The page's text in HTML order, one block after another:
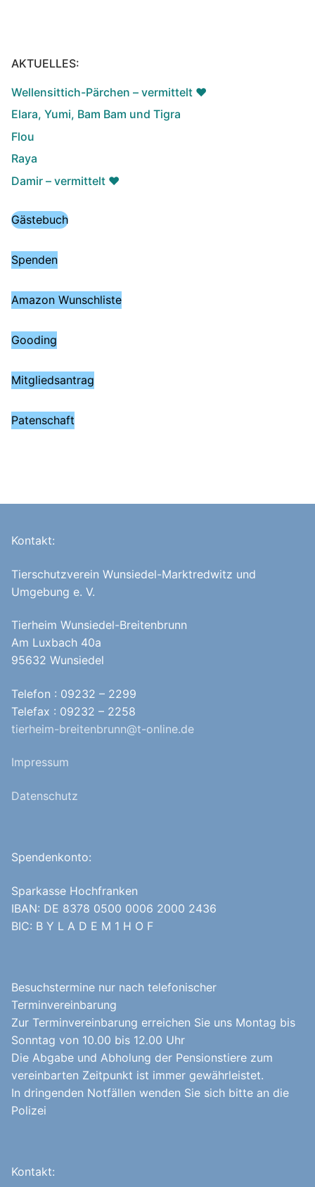
AKTUELLES:
Wellensittich-Pärchen – vermittelt ♥️
Elara, Yumi, Bam Bam und Tigra
Flou
Raya
Damir – vermittelt ♥️
Gästebuch
Spenden
Amazon Wunschliste
Gooding
Mitgliedsantrag
Patenschaft
Kontakt:
Tierschutzverein Wunsiedel-Marktredwitz und
Umgebung e. V.
Tierheim Wunsiedel-Breitenbrunn
Am Luxbach 40a
95632 Wunsiedel
Telefon : 09232 – 2299
Telefax : 09232 – 2258
tierheim-breitenbrunn@t-online.de
Impressum
Datenschutz
Spendenkonto:
Sparkasse Hochfranken
IBAN: DE 8378 0500 0006 2000 2436
BIC: B Y L A D E M 1 H O F
Besuchstermine nur nach telefonischer
Terminvereinbarung
Zur Terminvereinbarung erreichen Sie uns Montag bis
Sonntag von 10.00 bis 12.00 Uhr
Die Abgabe und Abholung der Pensionstiere zum
vereinbarten Zeitpunkt ist immer gewährleistet.
In dringenden Notfällen wenden Sie sich bitte an die
Polizei
Kontakt: